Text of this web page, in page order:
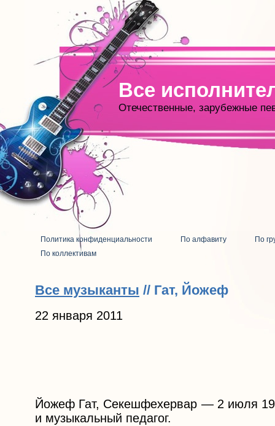
Все
Отечественные, зарубежные
Политика конфиденциальности По алфавиту
По
По коллективам
Все музыканты // Гат, Йожеф
22 января 2011
Йожеф Гат, Секешфехервар — 2 июля
и музыкальный педагог.